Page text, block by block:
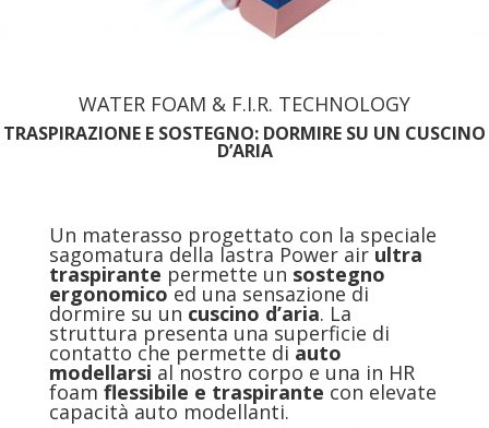
WATER FOAM & F.I.R. TECHNOLOGY
TRASPIRAZIONE E SOSTEGNO: DORMIRE SU UN CUSCINO
D’ARIA
Un materasso progettato con la speciale
sagomatura della lastra Power airultra
traspirante permette un sostegno
ergonomicoed una sensazione di
dormire su un cuscino d’aria. La
struttura presenta una superficie di
contatto che permette di auto
modellarsi al nostro corpo e una in HR
foam flessibile e traspirante con elevate
capacità auto modellanti.